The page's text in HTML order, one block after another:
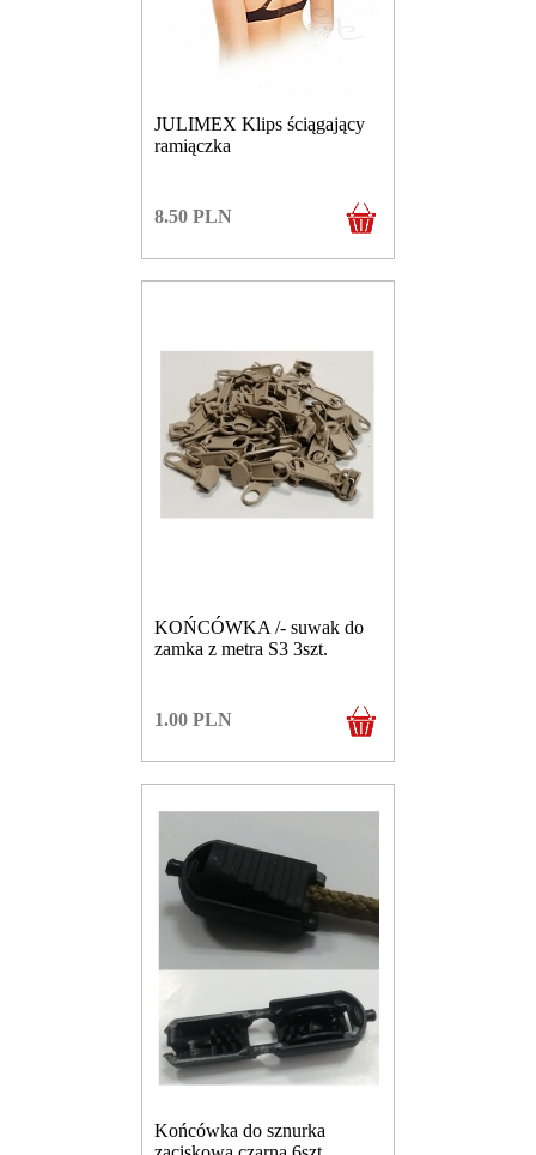
JULIMEX Klips ściągający
ramiączka
8.50 PLN
KOŃCÓWKA /- suwak do
zamka z metra S3 3szt.
1.00 PLN
Końcówka do sznurka